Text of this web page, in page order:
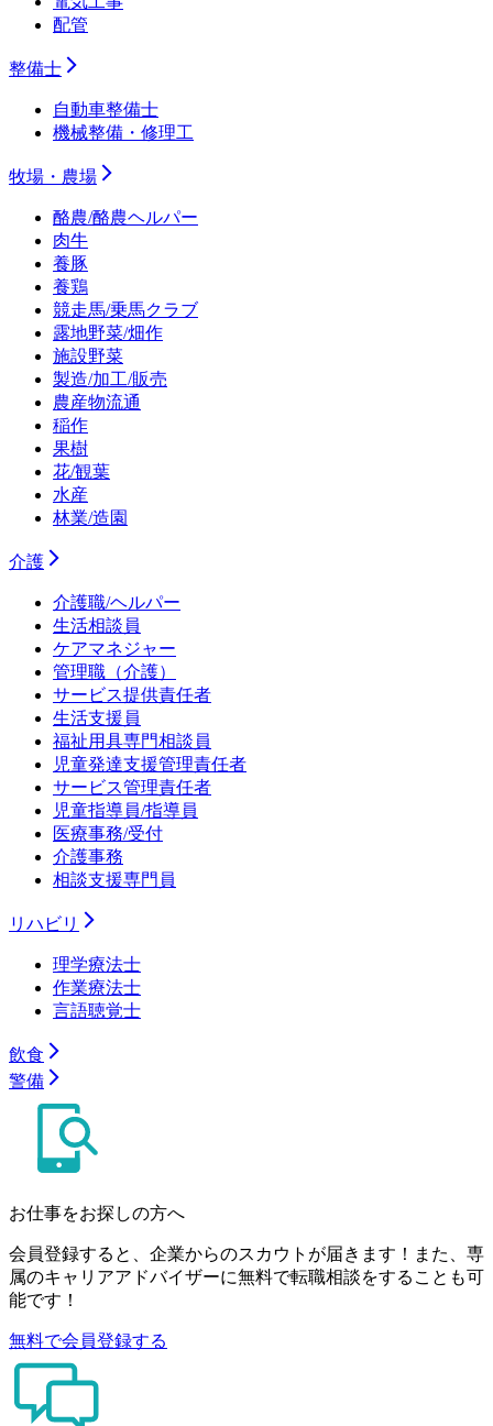
配管
整備士
自動車整備士
機械整備・修理工
牧場・農場
酪農/酪農ヘルパー
肉牛
養豚
養鶏
競走馬/乗馬クラブ
露地野菜/畑作
施設野菜
製造/加工/販売
農産物流通
稲作
果樹
花/観葉
水産
林業/造園
介護
介護職/ヘルパー
生活相談員
ケアマネジャー
管理職（介護）
サービス提供責任者
生活支援員
福祉用具専門相談員
児童発達支援管理責任者
サービス管理責任者
児童指導員/指導員
医療事務/受付
介護事務
相談支援専門員
リハビリ
理学療法士
作業療法士
言語聴覚士
飲食
警備
お仕事をお探しの方へ
会員登録すると、企業からのスカウトが届きます！また、専
属のキャリアアドバイザーに無料で転職相談をすることも可
能です！
無料で会員登録する